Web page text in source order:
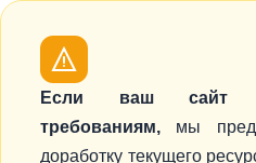
Если ваш сайт
требованиям, мы
доработку текущего